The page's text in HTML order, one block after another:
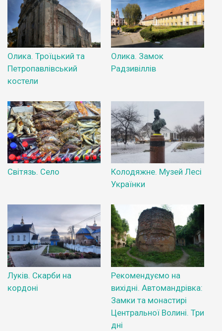
Олика. Троїцький та
Петропавлівський
костели
Олика. Замок
Радзивіллів
Світязь. Село
Колодяжне. Музей Лесі
Українки
Луків. Скарби на
кордоні
Рекомендуємо на
вихідні. Автомандрівка:
Замки та монастирі
Центральної Волині. Три
дні